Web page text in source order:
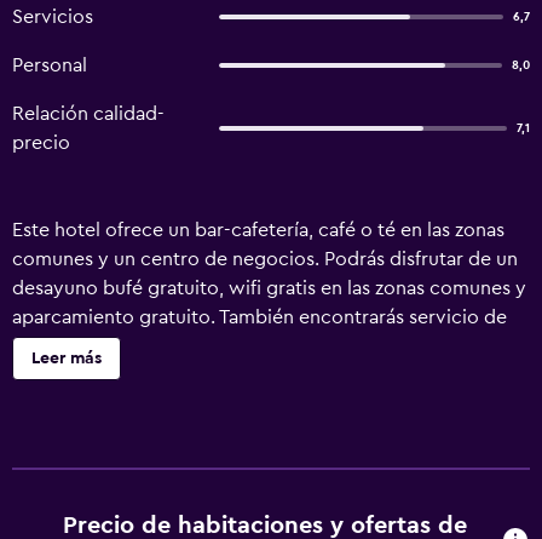
Servicios 6,7
Personal 8,0
Relación calidad-
precio
7,1
Este hotel ofrece un bar-cafetería, café o té en las zonas
comunes y un centro de negocios. Podrás disfrutar de un
desayuno bufé gratuito, wifi gratis en las zonas comunes y
aparcamiento gratuito. También encontrarás servicio de
tintorería, lavandería y servicio de recepción 24 horas.
Comfort Inn Fayetteville near Fort Bragg ofrece 176
disponibles en las habitaciones: frigorífico y microondas.
Leer más
Precio de habitaciones y ofertas de